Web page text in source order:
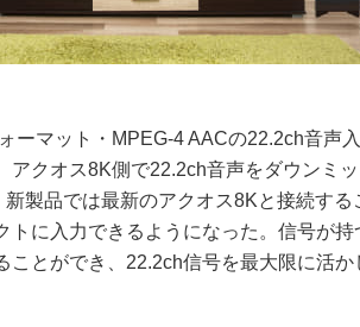
ーマット・MPEG-4 AACの22.2ch音声
アクオス8K側で22.2ch音声をダウンミ
製品では最新のアクオス8Kと接続する
トに入力できるようになった。信号が持
ことができ、22.2ch信号を最大限に活か